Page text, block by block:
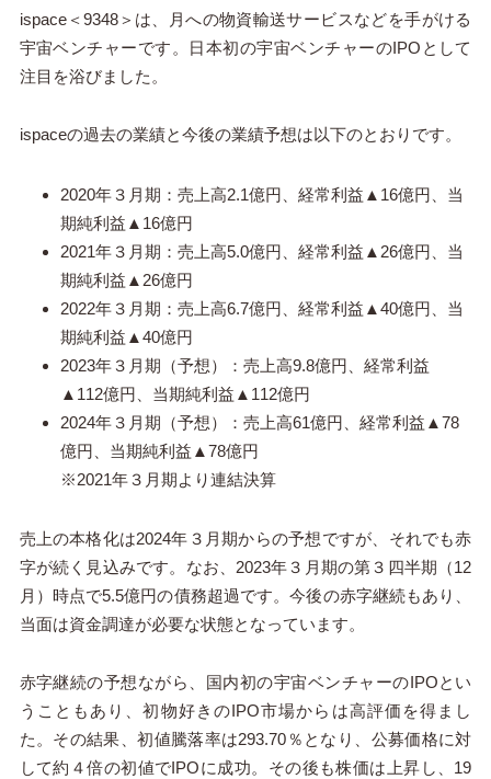
ispace＜9348＞は、月への物資輸送サービスなどを手がける
宇宙ベンチャーです。日本初の宇宙ベンチャーのIPOとして
注目を浴びました。
ispaceの過去の業績と今後の業績予想は以下のとおりです。
2020年３月期：売上高2.1億円、経常利益▲16億円、当
期純利益▲16億円
2021年３月期：売上高5.0億円、経常利益▲26億円、当
期純利益▲26億円
2022年３月期：売上高6.7億円、経常利益▲40億円、当
期純利益▲40億円
2023年３月期（予想）：売上高9.8億円、経常利益
▲112億円、当期純利益▲112億円
2024年３月期（予想）：売上高61億円、経常利益▲78
億円、当期純利益▲78億円
※2021年３月期より連結決算
売上の本格化は2024年３月期からの予想ですが、それでも赤
字が続く見込みです。なお、2023年３月期の第３四半期（12
月）時点で5.5億円の債務超過です。今後の赤字継続もあり、
当面は資金調達が必要な状態となっています。
赤字継続の予想ながら、国内初の宇宙ベンチャーのIPOとい
うこともあり、初物好きのIPO市場からは高評価を得まし
た。その結果、初値騰落率は293.70％となり、公募価格に対
して約４倍の初値でIPOに成功。その後も株価は上昇し、19